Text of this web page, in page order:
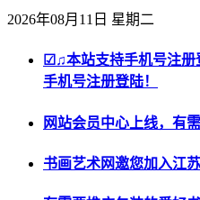
2026年08月11日 星期二
☑♫本站支持手机号注册
手机号注册登陆！
网站会员中心上线，有
书画艺术网邀您加入江